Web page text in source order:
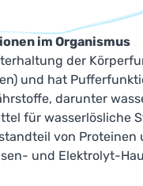
im Organismus
der
und hat
darunter
für wasserlösliche
von
und Elektrolyt-